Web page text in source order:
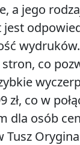
a jego
wydruków.
co
co w
dla osób